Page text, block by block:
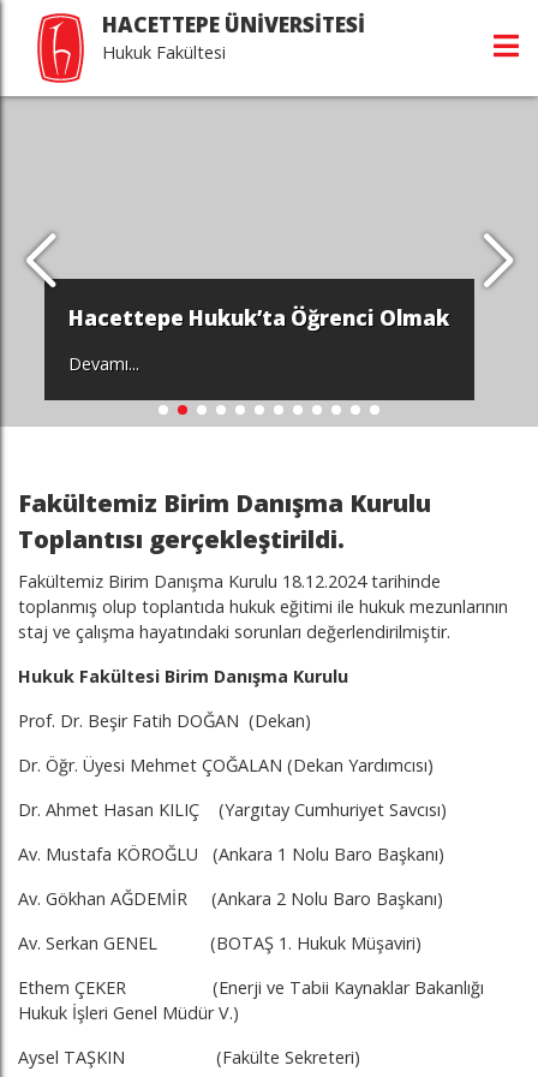
HACETTEPE ÜNİVERSİTESİ
Hukuk Fakültesi
Hacettepe Hukuk’ta Öğrenci Olmak
Devamı...
Fakültemiz Birim Danışma Kurulu
Toplantısı gerçekleştirildi.
Fakültemiz Birim Danışma Kurulu 18.12.2024 tarihinde
toplanmış olup toplantıda hukuk eğitimi ile hukuk mezunlarının
staj ve çalışma hayatındaki sorunları değerlendirilmiştir.
Hukuk Fakültesi Birim Danışma Kurulu
Prof. Dr. Beşir Fatih DOĞAN (Dekan)
Dr. Öğr. Üyesi Mehmet ÇOĞALAN (Dekan Yardımcısı)
Dr. Ahmet Hasan KILIÇ (Yargıtay Cumhuriyet Savcısı)
Av. Mustafa KÖROĞLU (Ankara 1 Nolu Baro Başkanı)
Av. Gökhan AĞDEMİR (Ankara 2 Nolu Baro Başkanı)
Av. Serkan GENEL (BOTAŞ 1. Hukuk Müşaviri)
Ethem ÇEKER (Enerji ve Tabii Kaynaklar Bakanlığı
Hukuk İşleri Genel Müdür V.)
Aysel TAŞKIN (Fakülte Sekreteri)